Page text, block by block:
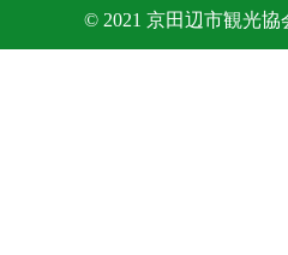
© 2021 京田辺市観光協